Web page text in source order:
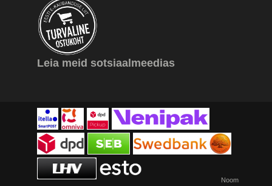
Leia meid sotsiaalmeedias
Noom